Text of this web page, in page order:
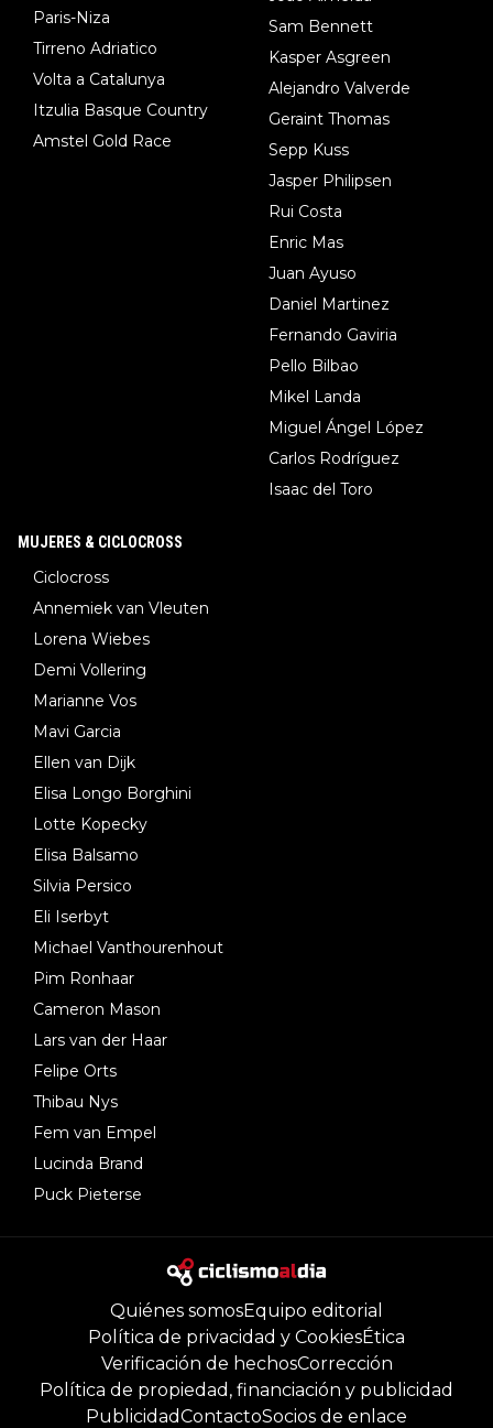
Paris-Niza
Tirreno Adriatico
Volta a Catalunya
Itzulia Basque Country
Amstel Gold Race
Sam Bennett
Kasper Asgreen
Alejandro Valverde
Geraint Thomas
Sepp Kuss
Jasper Philipsen
Rui Costa
Enric Mas
Juan Ayuso
Daniel Martinez
Fernando Gaviria
Pello Bilbao
Mikel Landa
Miguel Ángel López
Carlos Rodríguez
Isaac del Toro
MUJERES & CICLOCROSS
Ciclocross
Annemiek van Vleuten
Lorena Wiebes
Demi Vollering
Marianne Vos
Mavi Garcia
Ellen van Dijk
Elisa Longo Borghini
Lotte Kopecky
Elisa Balsamo
Silvia Persico
Eli Iserbyt
Michael Vanthourenhout
Pim Ronhaar
Cameron Mason
Lars van der Haar
Felipe Orts
Thibau Nys
Fem van Empel
Lucinda Brand
Puck Pieterse
Quiénes somosEquipo editorial
Política de privacidad y CookiesÉtica
Verificación de hechosCorrección
Política de propiedad, financiación y publicidad
PublicidadContactoSocios de enlace